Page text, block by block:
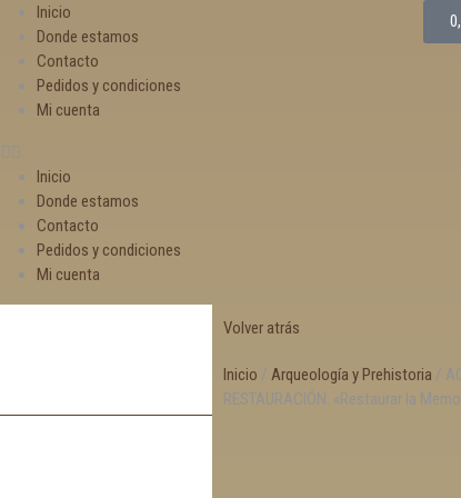
Inicio
Donde estamos
Contacto
Pedidos y condiciones
Mi cuenta
Inicio
Donde estamos
Contacto
Pedidos y condiciones
Mi cuenta
Volver atrás
Inicio / Arqueología y Prehistoria /
RESTAURACIÓN. «Restaurar la